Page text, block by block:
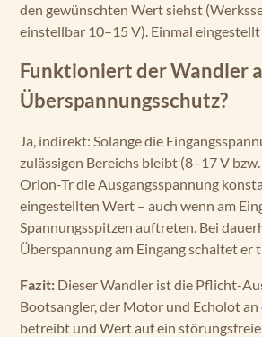
den gewünschten Wert siehst
einstellbar 10–15 V). Einmal
Funktioniert der Wandler
Überspannungsschutz?
Ja, indirekt: Solange die
zulässigen Bereichs bleibt (8–17 V
Orion-Tr die Ausgangsspannung
eingestellten Wert – auch wenn am
Spannungsspitzen auftreten. Bei
Überspannung am Eingang schaltet er
Fazit: Dieser Wandler ist die Pflicht-
Bootsangler, der Motor und Echolot
betreibt und Wert auf ein